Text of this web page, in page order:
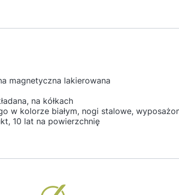
magnetyczna lakierowana
na kółkach
w kolorze białym, nogi stalowe,
10 lat na powierzchnię